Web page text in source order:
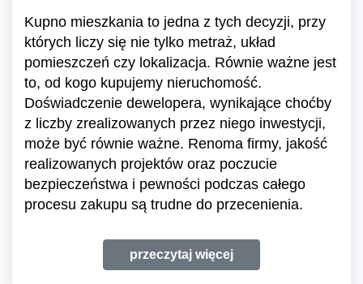
Kupno mieszkania to jedna z tych decyzji, przy
których liczy się nie tylko metraż, układ
pomieszczeń czy lokalizacja. Równie ważne jest
to, od kogo kupujemy nieruchomość.
Doświadczenie dewelopera, wynikające choćby
z liczby zrealizowanych przez niego inwestycji,
może być równie ważne. Renoma firmy, jakość
realizowanych projektów oraz poczucie
bezpieczeństwa i pewności podczas całego
procesu zakupu są trudne do przecenienia.
przeczytaj więcej